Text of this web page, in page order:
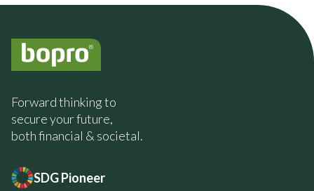
Forward thinking to
secure your future,
both financial & societal.
SDG Pioneer